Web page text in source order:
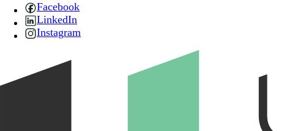
Facebook
LinkedIn
Instagram